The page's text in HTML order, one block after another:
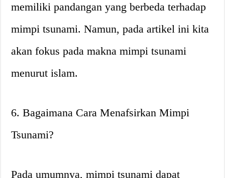
memiliki pandangan yang berbeda terhadap
mimpi tsunami. Namun, pada artikel ini kita
akan fokus pada makna mimpi tsunami
menurut islam.
6. Bagaimana Cara Menafsirkan Mimpi
Tsunami?
Pada umumnya, mimpi tsunami dapat